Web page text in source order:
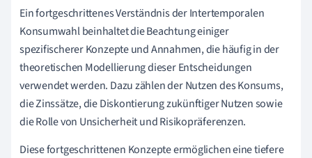
Ein fortgeschrittenes Verständnis der Intertemporalen
Konsumwahl beinhaltet die Beachtung einiger
spezifischerer Konzepte und Annahmen, die häufig in der
theoretischen Modellierung dieser Entscheidungen
verwendet werden. Dazu zählen der Nutzen des Konsums,
die Zinssätze, die Diskontierung zukünftiger Nutzen sowie
die Rolle von Unsicherheit und Risikopräferenzen.
Diese fortgeschrittenen Konzepte ermöglichen eine tiefere